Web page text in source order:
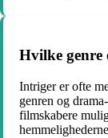
Hvilke genre
Intriger er ofte
genren og
filmskabere